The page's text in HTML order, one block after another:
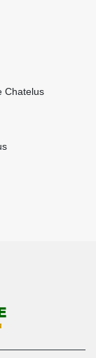
Chatelus